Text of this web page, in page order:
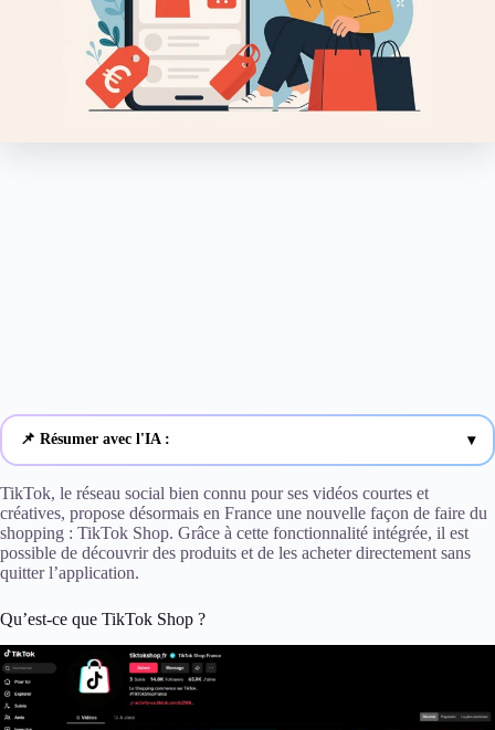
📌 Résumer avec l'IA :
Gemini
TikTok, le réseau social bien connu pour ses vidéos courtes et
créatives, propose désormais en France une nouvelle façon de faire du
shopping : TikTok Shop. Grâce à cette fonctionnalité intégrée, il est
possible de découvrir des produits et de les acheter directement sans
quitter l’application.
Qu’est-ce que TikTok Shop ?